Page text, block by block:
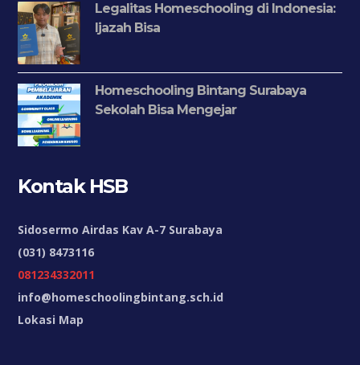
Legalitas Homeschooling di Indonesia:
Ijazah Bisa
Homeschooling Bintang Surabaya
Sekolah Bisa Mengejar
Kontak HSB
Sidosermo Airdas Kav A-7 Surabaya
(031) 8473116
081234332011
info@homeschoolingbintang.sch.id
Lokasi Map